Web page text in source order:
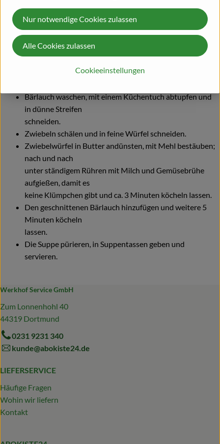
(c) Bild und Rezept: Höhenberger Biokiste / Verband
Bärlauch waschen, mit einem Küchentuch abtupfen und
in dünne Streifen
schneiden.
Zwiebeln schälen und in feine Würfel schneiden.
Zwiebelwürfel in Butter andünsten, mit Mehl bestäuben;
nach und nach
unter ständigem Rühren mit Milch und Gemüsebrühe
aufgießen, damit es
keine Klümpchen gibt und ca. 3 Minuten köcheln lassen.
Den geschnittenen Bärlauch hinzufügen und weitere 5
Minuten köcheln
lassen.
Die Suppe pürieren, in Suppentassen geben und
servieren.
Werkhof Service GmbH
Zum Lonnenhohl 40
44319 Dortmund
0231 9231 340
kunde@abokiste24.de
LIEFERSERVICE
Häufige Fragen
Wohin wir liefern
Kontakt
Cookieeinstellungen
Nur notwendige Cookies zulassen
Alle Cookies zulassen